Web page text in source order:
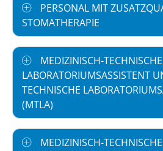
PERSONAL MIT
STOMATHERAPIE
MEDIZINISCH-
LABORATORIUMSASSISTENT
TECHNISCHE
(MTLA)
MEDIZINISCH-